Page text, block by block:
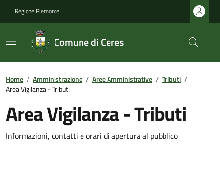
Regione Piemonte
Comune di Ceres
Home / Amministrazione / Aree Amministrative / Tributi /
Area Vigilanza - Tributi
Area Vigilanza - Tributi
Informazioni, contatti e orari di apertura al pubblico